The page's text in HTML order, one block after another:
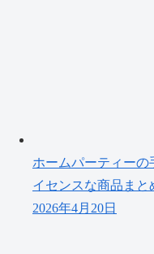
ホームパーティーの
イセンスな商品まと
2026年4月20日